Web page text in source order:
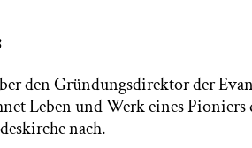
den Gründungsdirektor der
Leben und Werk eines
nach.